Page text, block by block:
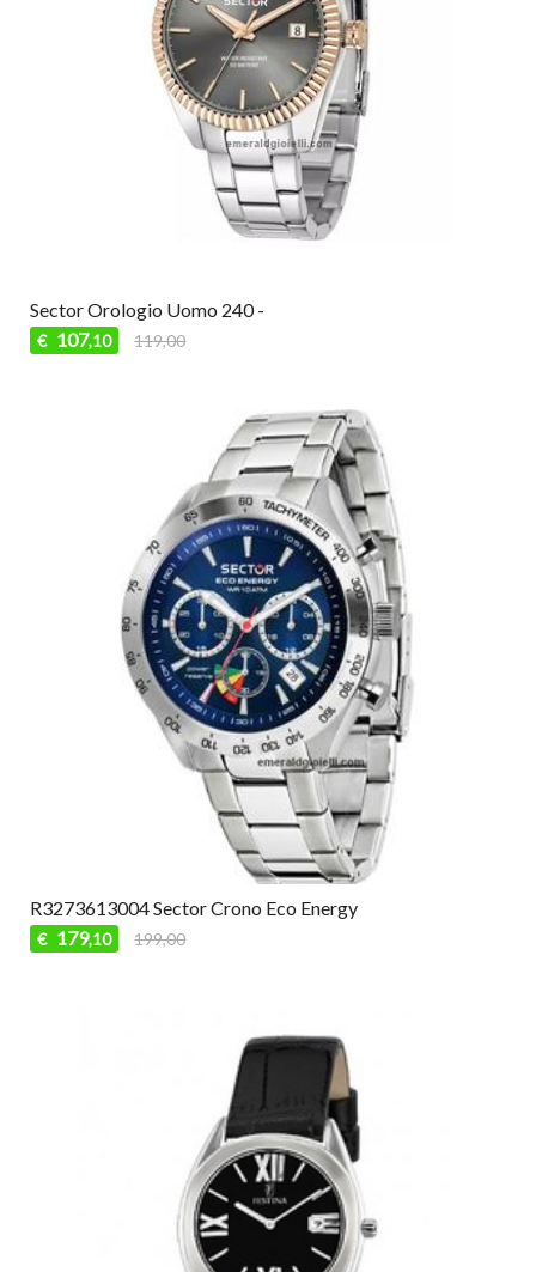
Sector Orologio Uomo 240 -
€ 107,10 119,00
R3273613004 Sector Crono Eco Energy
€ 179,10 199,00